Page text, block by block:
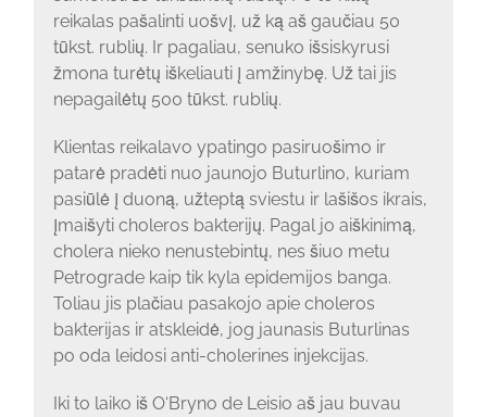
reikalas pašalinti uošvį, už ką aš gaučiau 50
tūkst. rublių. Ir pagaliau, senuko išsiskyrusi
žmona turėtų iškeliauti į amžinybę. Už tai jis
nepagailėtų 500 tūkst. rublių.
Klientas reikalavo ypatingo pasiruošimo ir
patarė pradėti nuo jaunojo Buturlino, kuriam
pasiūlė į duoną, užteptą sviestu ir lašišos ikrais,
įmaišyti choleros bakterijų. Pagal jo aiškinimą,
cholera nieko nenustebintų, nes šiuo metu
Petrograde kaip tik kyla epidemijos banga.
Toliau jis plačiau pasakojo apie choleros
bakterijas ir atskleidė, jog jaunasis Buturlinas
po oda leidosi anti-cholerines injekcijas.
Iki to laiko iš O‘Bryno de Leisio aš jau buvau